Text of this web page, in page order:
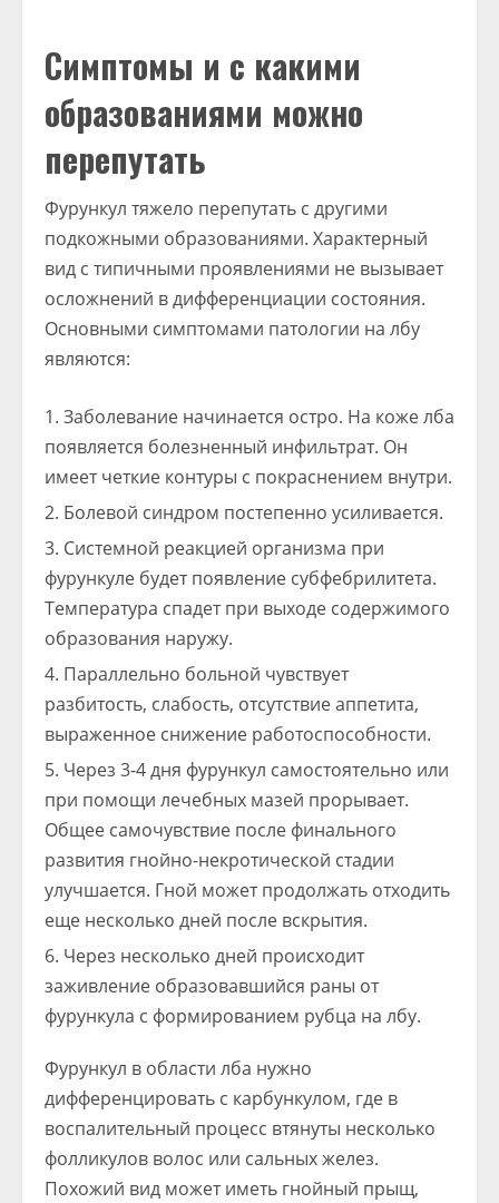
Симптомы и с какими
образованиями можно
перепутать
Фурункул тяжело перепутать с другими
подкожными образованиями. Характерный
вид с типичными проявлениями не вызывает
осложнений в дифференциации состояния.
Основными симптомами патологии на лбу
являются:
Заболевание начинается остро. На коже лба
появляется болезненный инфильтрат. Он
имеет четкие контуры с покраснением внутри.
Болевой синдром постепенно усиливается.
Системной реакцией организма при
фурункуле будет появление субфебрилитета.
Температура спадет при выходе содержимого
образования наружу.
Параллельно больной чувствует
разбитость, слабость, отсутствие аппетита,
выраженное снижение работоспособности.
Через 3-4 дня фурункул самостоятельно или
при помощи лечебных мазей прорывает.
Общее самочувствие после финального
развития гнойно-некротической стадии
улучшается. Гной может продолжать отходить
еще несколько дней после вскрытия.
Через несколько дней происходит
заживление образовавшийся раны от
фурункула с формированием рубца на лбу.
Фурункул в области лба нужно
дифференцировать с карбункулом, где в
воспалительный процесс втянуты несколько
фолликулов волос или сальных желез.
Похожий вид может иметь гнойный прыщ,